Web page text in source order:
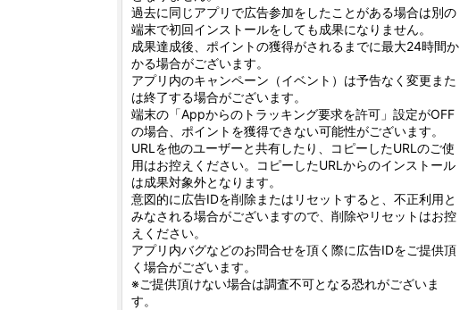
過去に同じアプリで広告参加をしたことがある場合は別の
端末で初回インストールをしても成果になりません。
成果達成後、ポイントの獲得がされるまでに最大24時間か
かる場合がございます。
アプリ内のキャンペーン（イベント）は予告なく変更また
は終了する場合がございます。
端末の「Appからのトラッキング要求を許可」設定がOFF
の場合、ポイントを獲得できない可能性がございます。
URLを他のユーザーと共有したり、コピーしたURLのご使
用はお控えください。コピーしたURLからのインストール
は成果対象外となります。
意図的に広告IDを削除またはリセットすると、不正利用と
みなされる場合がございますので、削除やリセットはお控
えください。
アプリ内バグなどのお問合せを頂く際に広告IDをご提供頂
く場合がございます。
※ご提供頂けない場合は調査不可となる恐れがございま
す。